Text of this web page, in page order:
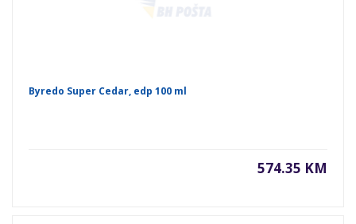
Byredo Super Cedar, edp 100 ml
574.35 KM